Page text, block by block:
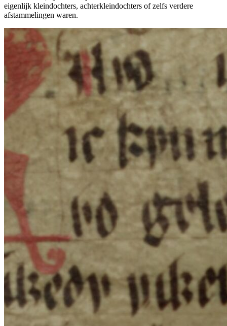
eigenlijk kleindochters, achterkleindochters of zelfs verdere
afstammelingen waren.